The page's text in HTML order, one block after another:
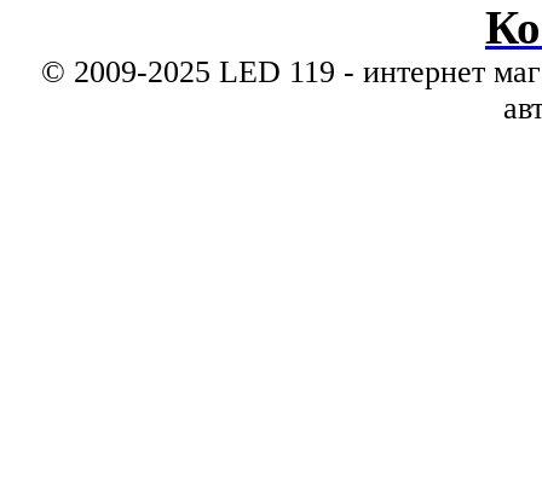
© 2009-2025 LED 119 - интернет